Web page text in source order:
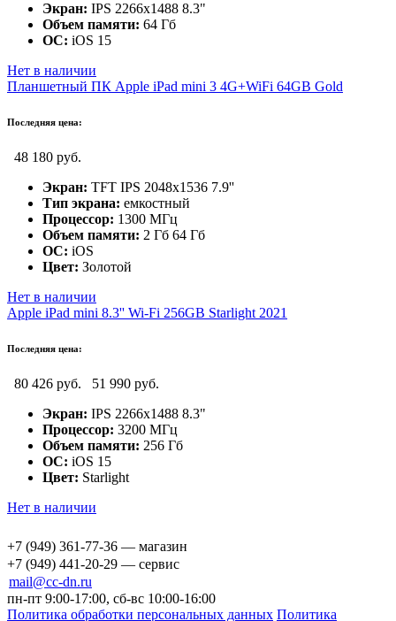
Экран: IPS 2266x1488 8.3"
Объем памяти: 64 Гб
ОС: iOS 15
Нет в наличии
Планшетный ПК Apple iPad mini 3 4G+WiFi 64GB Gold
Последняя цена:
48 180 руб.
Экран: TFT IPS 2048x1536 7.9''
Тип экрана: емкостный
Процессор: 1300 МГц
Объем памяти: 2 Гб 64 Гб
ОС: iOS
Цвет: Золотой
Нет в наличии
Apple iPad mini 8.3'' Wi-Fi 256GB Starlight 2021
Последняя цена:
80 426 руб.
51 990 руб.
Экран: IPS 2266x1488 8.3"
Процессор: 3200 МГц
Объем памяти: 256 Гб
ОС: iOS 15
Цвет: Starlight
Нет в наличии
+7 (949) 361-77-36 — магазин
+7 (949) 441-20-29 — сервис
mail@cc-dn.ru
пн-пт 9:00-17:00, сб-вс 10:00-16:00
Политика обработки персональных данных Политика